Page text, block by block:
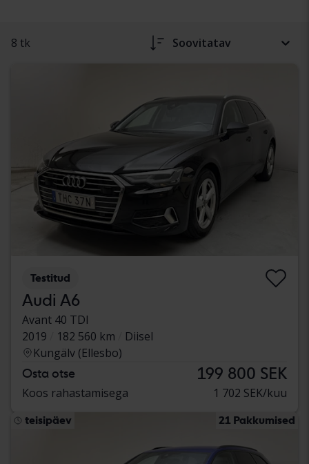
8 tk Soovitatav
Testitud
Audi A6
Avant 40 TDI
2019
182 560 km
Diisel
Kungälv (Ellesbo)
Osta otse 199 800 SEK
Koos rahastamisega 1 702 SEK/kuu
teisipäev 21 Pakkumised